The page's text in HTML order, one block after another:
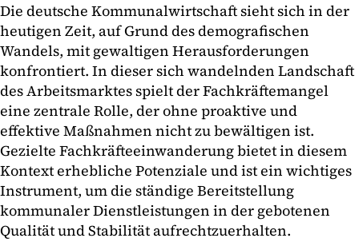
Die deutsche Kommunalwirtschaft sieht sich in der
heutigen Zeit, auf Grund des demografischen
Wandels, mit gewaltigen Herausforderungen
konfrontiert. In dieser sich wandelnden Landschaft
des Arbeitsmarktes spielt der Fachkräftemangel
eine zentrale Rolle, der ohne proaktive und
effektive Maßnahmen nicht zu bewältigen ist.
Gezielte Fachkräfteeinwanderung bietet in diesem
Kontext erhebliche Potenziale und ist ein wichtiges
Instrument, um die ständige Bereitstellung
kommunaler Dienstleistungen in der gebotenen
Qualität und Stabilität aufrechtzuerhalten.